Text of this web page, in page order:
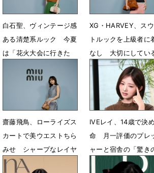
白石聖、ヴィンテージ感
ある清楚系ルック 今夏
は「花火大会に行きた
5月26日 16時58分
XG・HARVEY、ス
トルックを上級者に
なし 大切にしてい
は「個性」
5月26日 16時54分
齋藤飛鳥、ローライズス
カートで美ウエストちら
みせ シャープなレイヤ
ードルック
IVEレイ、14歳で決
命 月一評価のプレ
ャーと宿舎の「驚き
屋割り」